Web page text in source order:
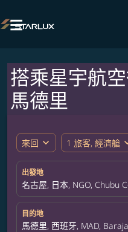

搭乘星宇航
馬德里
來回 expand_more 1 旅客, 經濟艙
出發地
名古屋, 日本, NGO,
目的地
馬德里, 西班牙, MAD,